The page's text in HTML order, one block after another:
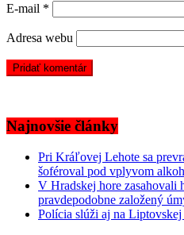
E-mail *
Adresa webu
Najnovšie články
Pri Kráľovej Lehote sa
šoféroval pod vplyvom
V Hradskej hore zasahovali
pravdepodobne založený
Polícia slúži aj na